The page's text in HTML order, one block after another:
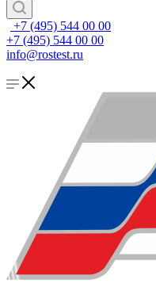
+7 (495) 544 00 00
+7 (495) 544 00 00
info@rostest.ru